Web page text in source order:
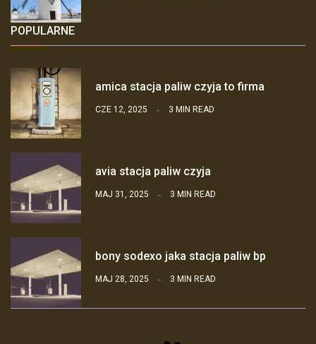
POPULARNE
amica stacja paliw czyja to firma
CZE 12, 2025 3 MIN READ
avia stacja paliw czyja
MAJ 31, 2025 3 MIN READ
bony sodexo jaka stacja paliw bp
MAJ 28, 2025 3 MIN READ